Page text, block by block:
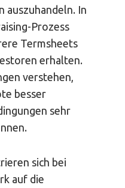
auszuhandeln. In
Prozess
Termsheets
erhalten.
verstehen,
besser
sehr
sich bei
auf die